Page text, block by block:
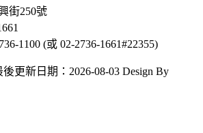
街250號
1100 (或 02-2736-1661#22355)
後更新日期：2026-08-03 Design By